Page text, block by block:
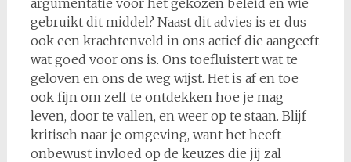
argumentatie voor het gekozen beleid en wie
gebruikt dit middel? Naast dit advies is er dus
ook een krachtenveld in ons actief die aangeeft
wat goed voor ons is. Ons toefluistert wat te
geloven en ons de weg wijst. Het is af en toe
ook fijn om zelf te ontdekken hoe je mag
leven, door te vallen, en weer op te staan. Blijf
kritisch naar je omgeving, want het heeft
onbewust invloed op de keuzes die jij zal